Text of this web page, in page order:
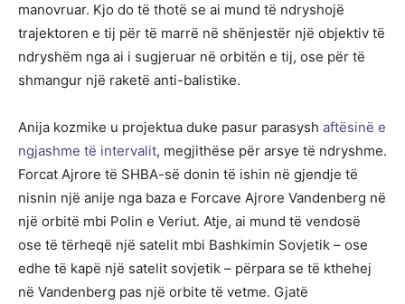
manovruar. Kjo do të thotë se ai mund të ndryshojë
trajektoren e tij për të marrë në shënjestër një objektiv të
ndryshëm nga ai i sugjeruar në orbitën e tij, ose për të
shmangur një raketë anti-balistike.
Anija kozmike u projektua duke pasur parasysh aftësinë e
ngjashme të intervalit, megjithëse për arsye të ndryshme.
Forcat Ajrore të SHBA-së donin të ishin në gjendje të
nisnin një anije nga baza e Forcave Ajrore Vandenberg në
një orbitë mbi Polin e Veriut. Atje, ai mund të vendosë
ose të tërheqë një satelit mbi Bashkimin Sovjetik – ose
edhe të kapë një satelit sovjetik – përpara se të kthehej
në Vandenberg pas një orbite të vetme. Gjatë